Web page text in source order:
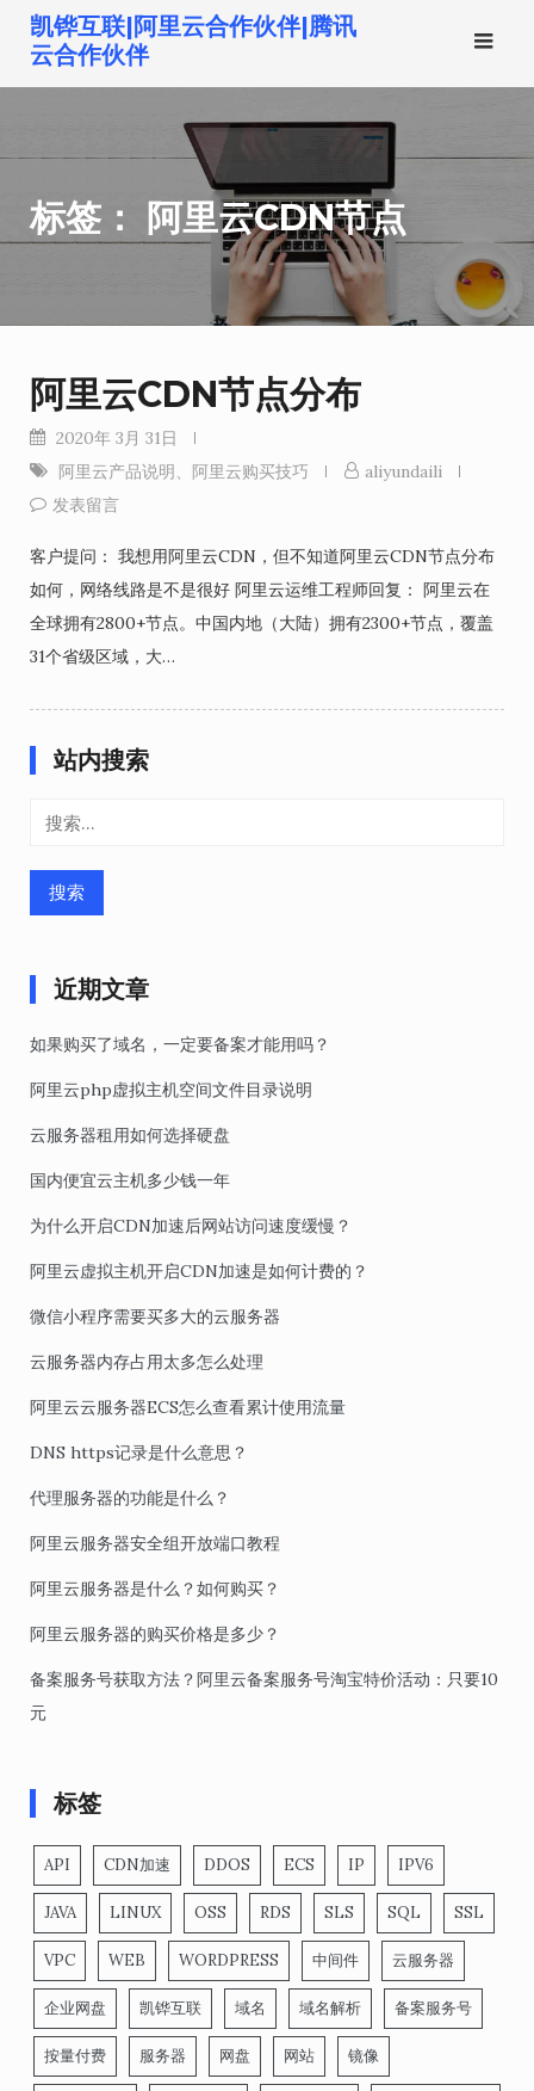
到
凯铧互联|阿里云合作伙伴|腾讯
云合作伙伴
标签： 阿里云CDN节点
阿里云CDN节点分布
2020年 3月 31日
阿里云产品说明、 阿里云购买技巧
aliyundaili
发表留言
客户提问： 我想用阿里云CDN，但不知道阿里云CDN节点分布
如何，网络线路是不是很好 阿里云运维工程师回复： 阿里云在
全球拥有2800+节点。中国内地（大陆）拥有2300+节点，覆盖
31个省级区域，大…
站内搜索
近期文章
如果购买了域名，一定要备案才能用吗？
阿里云php虚拟主机空间文件目录说明
云服务器租用如何选择硬盘
国内便宜云主机多少钱一年
为什么开启CDN加速后网站访问速度缓慢？
阿里云虚拟主机开启CDN加速是如何计费的？
微信小程序需要买多大的云服务器
云服务器内存占用太多怎么处理
阿里云云服务器ECS怎么查看累计使用流量
DNS https记录是什么意思？
代理服务器的功能是什么？
阿里云服务器安全组开放端口教程
阿里云服务器是什么？如何购买？
阿里云服务器的购买价格是多少？
备案服务号获取方法？阿里云备案服务号淘宝特价活动：只要10
元
标签
API CDN加速 DDOS ECS IP IPV6
JAVA LINUX OSS RDS SLS SQL SSL
VPC WEB WORDPRESS 中间件 云服务器
企业网盘 凯铧互联 域名 域名解析 备案服务号
按量付费 服务器 网盘 网站 镜像